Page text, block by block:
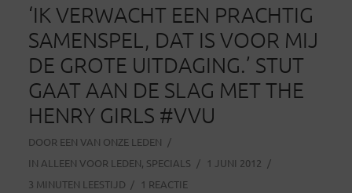
‘IK VERWACHT EEN PRACHTIG
SAMENSPEL, DAT IS VOOR MIJ
DE GROTE UITDAGING.’ STUT
GAAT AAN DE SLAG MET THE
HENRY GIRLS #VVU
DOOR EEN VAN ONZE LEDEN
IN ALLEEN VOOR LEDEN, SPECIALS
1 JUNI 2012
3 MINUTEN LEESTIJD
1 REACTIE